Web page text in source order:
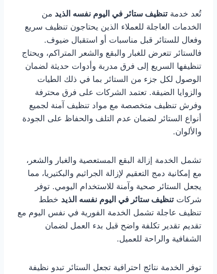
تُعد خدمة تنظيف ستائر في اليوم نفسه الذيد من
الخدمات العاجلة للعملاء الذين يحتاجون تنظيف سريع
وفعال للستائر قبل مناسبات أو استقبال ضيوف.
فالستائر تتعرض للغبار والبقع والشعر المتراكم، ويحتاج
تنظيفها السريع إلى فرق مدربة وأدوات حديثة لضمان
الوصول لكل جزء من الستائر بما في ذلك الطيات
والزوايا الضيقة. تعتمد الشركات على فرق محترفة
وفرش تنظيف متخصصة مع مواد تنظيف آمنة لجميع
أنواع الستائر لضمان عدم التلف والحفاظ على الجودة
والألوان.
تشمل الخدمة إزالة البقع المستعصية والغبار والشعر،
مع إمكانية دمج التعقيم لإزالة الجراثيم والبكتيريا، مما
يجعل الستائر صحية وآمنة للاستخدام اليومي. توفر
شركات تنظيف ستائر في اليوم نفسه الذيد خطط
تنظيف عاجلة تشمل الخدمة الفورية في نفس اليوم مع
تقديم تقدير تكلفة واضح قبل بدء العمل لضمان
الشفافية والراحة للعميل.
توفر الخدمة نتائج احترافية تجعل الستائر تبدو نظيفة